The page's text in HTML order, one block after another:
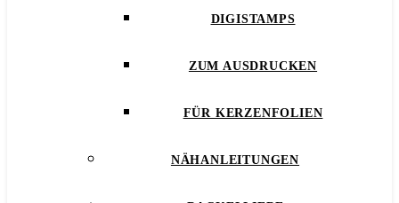
DIGISTAMPS
ZUM AUSDRUCKEN
FÜR KERZENFOLIEN
NÄHANLEITUNGEN